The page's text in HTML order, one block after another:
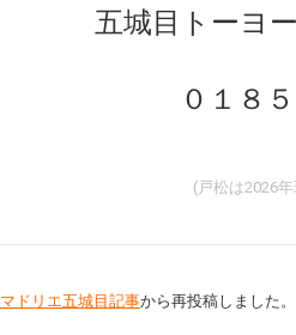
五城目トーヨ
０１８
(戸松は2026
マドリエ五城目記事から再投稿しました。